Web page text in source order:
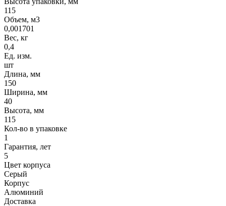
115
Объем, м3
0,001701
Вес, кг
0,4
Ед. изм.
шт
Длина, мм
150
Ширина, мм
40
Высота, мм
115
Кол-во в упаковке
1
Гарантия, лет
5
Цвет корпуса
Серый
Корпус
Алюминий
Доставка